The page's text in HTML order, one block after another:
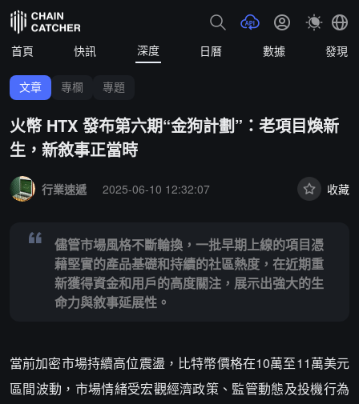
首頁 快訊 深度 日曆 數據 發現
文章 專欄 專題
火幣 HTX 發布第六期“金狗計劃”：老項目煥新
生，新敘事正當時
行業速遞
2025-06-10 12:32:07 收藏
儘管市場風格不斷輪換，一批早期上線的項目憑
藉堅實的產品基礎和持續的社區熱度，在近期重
新獲得資金和用戶的高度關注，展示出強大的生
命力與敘事延展性。
當前加密市場持續高位震盪，比特幣價格在10萬至11萬美元
區間波動，市場情緒受宏觀經濟政策、監管動態及投機行為